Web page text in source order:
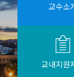
교수소
교내지원